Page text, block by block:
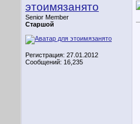
этоимязанято
Senior Member
Старшой
Регистрация: 27.01.2012
Сообщений: 16,235